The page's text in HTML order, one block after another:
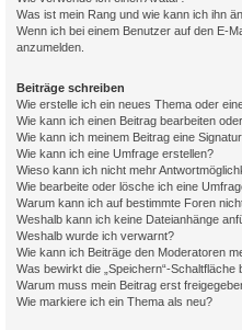
Was ist mein Rang und wie kann ich ihn
Wenn ich bei einem Benutzer auf den E-
anzumelden.
Beiträge schreiben
Wie erstelle ich ein neues Thema oder
Wie kann ich einen Beitrag bearbeiten
Wie kann ich meinem Beitrag eine
Wie kann ich eine Umfrage erstellen?
Wieso kann ich nicht mehr
Wie bearbeite oder lösche ich eine
Warum kann ich auf bestimmte Foren
Weshalb kann ich keine Dateianhänge
Weshalb wurde ich verwarnt?
Wie kann ich Beiträge den Moderatoren
Was bewirkt die „Speichern“-
Warum muss mein Beitrag erst
Wie markiere ich ein Thema als neu?